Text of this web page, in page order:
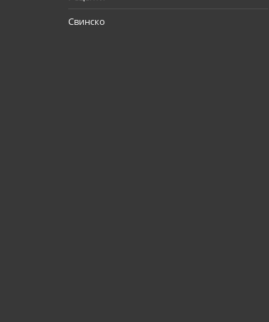
Свинско